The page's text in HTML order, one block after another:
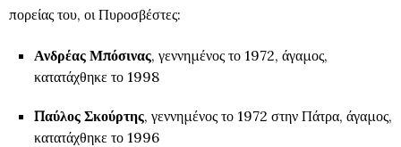
πορείας του, οι Πυροσβέστες:
Ανδρέας Μπόσινας, γεννημένος το 1972, άγαμος,
κατατάχθηκε το 1998
Παύλος Σκούρτης, γεννημένος το 1972 στην Πάτρα, άγαμος,
κατατάχθηκε το 1996